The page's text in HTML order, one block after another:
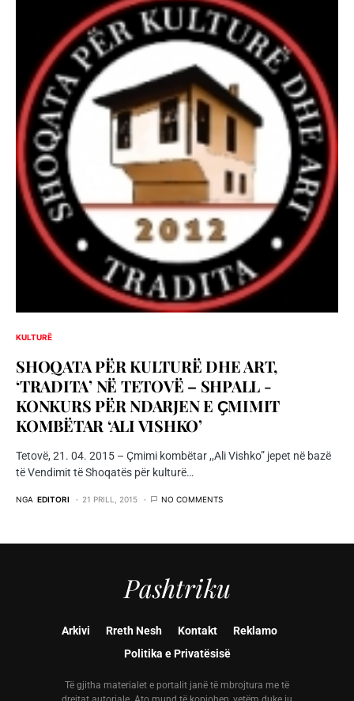
KULTURË
SHOQATA PËR KULTURË DHE ART,
‘TRADITA’ NË TETOVË – SHPALL -
KONKURS PËR NDARJEN E ҪMIMIT
KOMBËTAR ‘ALI VISHKO’
Tetovë, 21. 04. 2015 – Çmimi kombëtar ,,Ali Vishko” jepet në bazë
të Vendimit të Shoqatës për kulturë…
NGA EDITORI 21 PRILL, 2015 NO COMMENTS
Pashtriku
Arkivi Rreth Nesh Kontakt
Reklamo
Politika e Privatësisë
Të gjitha materialet e portalit janë të mbrojtura me të